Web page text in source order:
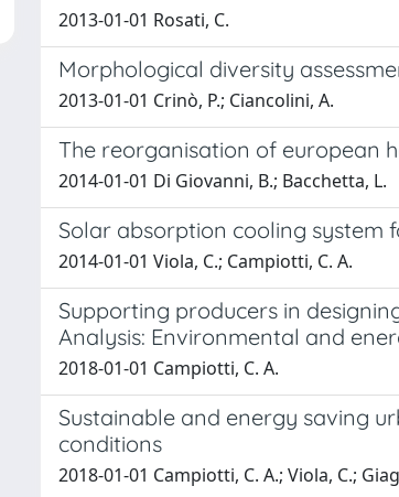
2013-01-01 Rosati, C.
Morphological diversity
2013-01-01 Crinò, P.; Ciancolini, A.
The reorganisation of european
2014-01-01 Di Giovanni, B.; Bacchetta, L.
Solar absorption cooling system
2014-01-01 Viola, C.; Campiotti, C. A.
Supporting producers in
Analysis: Environmental and
2018-01-01 Campiotti, C. A.
Sustainable and energy saving
conditions
2018-01-01 Campiotti, C. A.; Viola, C.;